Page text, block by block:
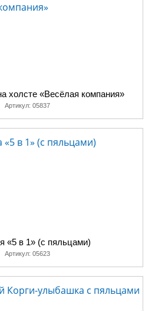
холсте «Весёлая компания»
Артикул: 05837
«5 в 1» (с пяльцами)
Артикул: 05623